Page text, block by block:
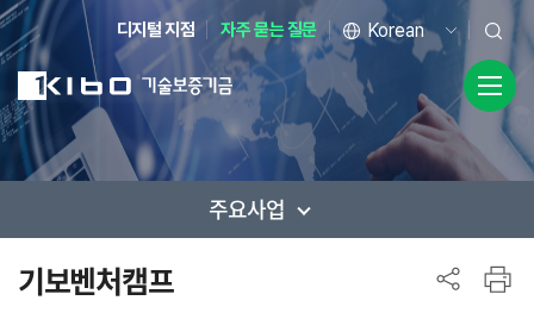
디지털 지점 자주 묻는 질문
사이드 메뉴
주요사업
기보벤처캠프